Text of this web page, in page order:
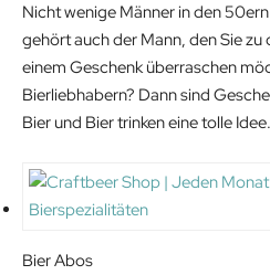
e
w
a
s
:
5
.
i
s
:
2
0
7
Nicht wenige Männer in den
gehört auch der Mann, den Sie
einem Geschenk überraschen
Bierliebhabern? Dann sind
Bier und Bier trinken eine tolle Idee.
Bier Abos